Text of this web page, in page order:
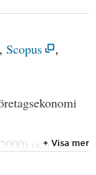
, Scopus
,
och en
+ Visa mer